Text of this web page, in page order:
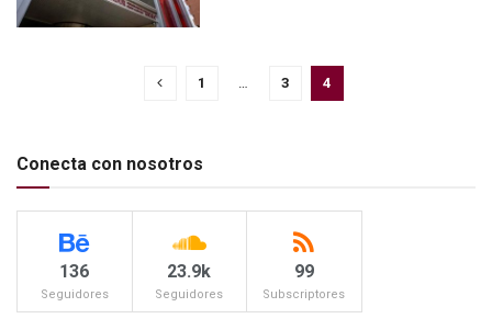
1 3 4
Conecta con nosotros
136
Seguidores
23.9k
Seguidores
99
Subscriptores